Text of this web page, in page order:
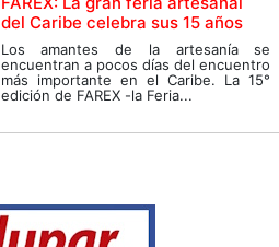
del Caribe celebra sus 15 años
Los amantes de la artesanía se
encuentran a pocos días del encuentro
más importante en el Caribe. La 15°
edición de FAREX -la Feria...